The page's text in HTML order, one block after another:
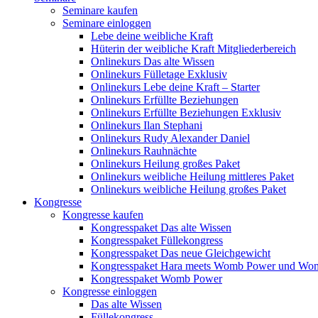
Seminare kaufen
Seminare einloggen
Lebe deine weibliche Kraft
Hüterin der weibliche Kraft Mitgliederbereich
Onlinekurs Das alte Wissen
Onlinekurs Fülletage Exklusiv
Onlinekurs Lebe deine Kraft – Starter
Onlinekurs Erfüllte Beziehungen
Onlinekurs Erfüllte Beziehungen Exklusiv
Onlinekurs Ilan Stephani
Onlinekurs Rudy Alexander Daniel
Onlinekurs Rauhnächte
Onlinekurs Heilung großes Paket
Onlinekurs weibliche Heilung mittleres Paket
Onlinekurs weibliche Heilung großes Paket
Kongresse
Kongresse kaufen
Kongresspaket Das alte Wissen
Kongresspaket Füllekongress
Kongresspaket Das neue Gleichgewicht
Kongresspaket Hara meets Womb Power und
Kongresspaket Womb Power
Kongresse einloggen
Das alte Wissen